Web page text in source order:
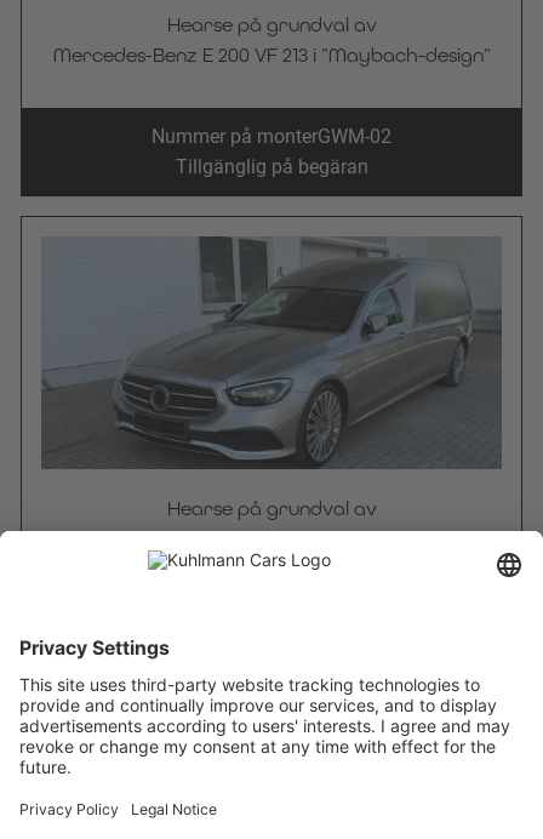
Hearse på grundval av
Mercedes-Benz E 200 VF 213 i ”Maybach-design”
Nummer på monterGWM-02
Tillgänglig på begäran
Hearse på grundval av
Mercedes-Benz E 200 fyrhjulsdrift VF 213